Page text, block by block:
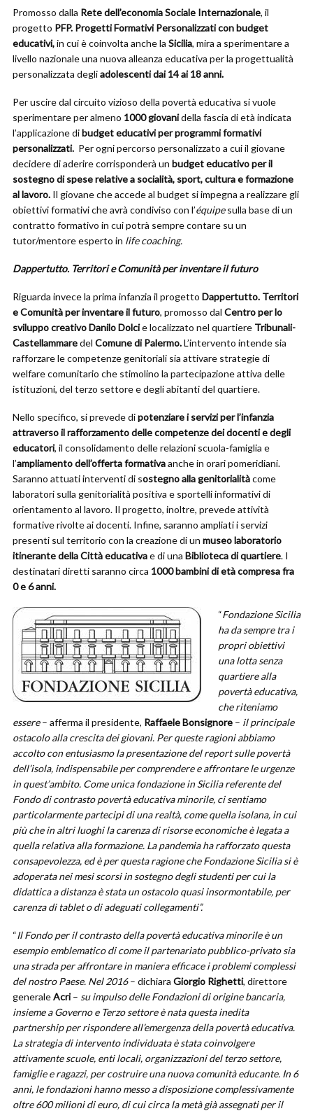
Promosso dalla Rete dell’economia Sociale Internazionale, il
progetto PFP. Progetti Formativi Personalizzati con budget
educativi,in cui è coinvolta anche la Sicilia, mira a sperimentare a
livello nazionale una nuova alleanza educativa per la progettualità
personalizzata degliadolescenti dai 14 ai 18 anni.
Per uscire dal circuito vizioso della povertà educativa si vuole
sperimentare per almeno 1000 giovanidella fascia di età indicata
l’applicazione dibudget educativi per programmi formativi
personalizzati. Per ogni percorso personalizzato a cui il giovane
decidere di aderire corrisponderà un budget educativo per il
sostegno di spese relative a socialità, sport, cultura e formazione
al lavoro. Il giovane che accede al budget si impegna a realizzare gli
obiettivi formativi che avrà condiviso con l’équipesulla base di un
contratto formativo in cui potrà sempre contare su un
tutor/mentore esperto in life coaching.
Dappertutto. Territori e Comunità per inventare il futuro
Riguarda invece la prima infanzia il progetto Dappertutto. Territori
e Comunità per inventare il futuro, promosso dal Centro per lo
sviluppo creativo Danilo Dolcie localizzato nel quartiere Tribunali-
Castellammaredel Comune di Palermo.L’intervento intende sia
rafforzare le competenze genitoriali sia attivare strategie di
welfare comunitario che stimolino la partecipazione attiva delle
istituzioni, del terzo settore e degli abitanti del quartiere.
Nello specifico, si prevede dipotenziare i servizi per l’infanzia
attraverso il rafforzamento delle competenze dei docenti e degli
educatori, il consolidamento delle relazioni scuola-famiglia e
l’ampliamento dell’offerta formativaanche in orari pomeridiani.
Saranno attuati interventi di sostegno alla genitorialitàcome
laboratori sulla genitorialità positiva e sportelli informativi di
orientamento al lavoro. Il progetto, inoltre, prevede attività
formative rivolte ai docenti. Infine, saranno ampliati i servizi
presenti sul territorio con la creazione di un museo laboratorio
itinerante della Città educativae di una Biblioteca di quartiere. I
destinatari diretti saranno circa 1000 bambini di età compresa fra
0 e 6 anni.
“Fondazione Sicilia
ha da sempre tra i
propri obiettivi
una lotta senza
quartiere alla
povertà educativa,
che riteniamo
essere– afferma il presidente, Raffaele Bonsignore – il principale
ostacolo alla crescita dei giovani. Per queste ragioni abbiamo
accolto con entusiasmo la presentazione del report sulle povertà
dell’isola, indispensabile per comprendere e affrontare le urgenze
in quest’ambito. Come unica fondazione in Sicilia referente del
Fondo di contrasto povertà educativa minorile, ci sentiamo
particolarmente partecipi di una realtà, come quella isolana, in cui
più che in altri luoghi la carenza di risorse economiche è legata a
quella relativa alla formazione. La pandemia ha rafforzato questa
consapevolezza, ed è per questa ragione che Fondazione Sicilia si è
adoperata nei mesi scorsi in sostegno degli studenti per cui la
didattica a distanza è stata un ostacolo quasi insormontabile, per
carenza di tablet o di adeguati collegamenti”.
“Il Fondo per il contrasto della povertà educativa minorile è un
esempio emblematico di come il partenariato pubblico-privato sia
una strada per affrontare in maniera efficace i problemi complessi
del nostro Paese. Nel 2016– dichiara Giorgio Righetti, direttore
generaleAcri– su impulso delle Fondazioni di origine bancaria,
insieme a Governo e Terzo settore è nata questa inedita
partnership per rispondere all’emergenza della povertà educativa.
La strategia di intervento individuata è stata coinvolgere
attivamente scuole, enti locali, organizzazioni del terzo settore,
famiglie e ragazzi, per costruire una nuova comunità educante. In 6
anni, le fondazioni hanno messo a disposizione complessivamente
oltre 600 milioni di euro, di cui circa la metà già assegnati per il